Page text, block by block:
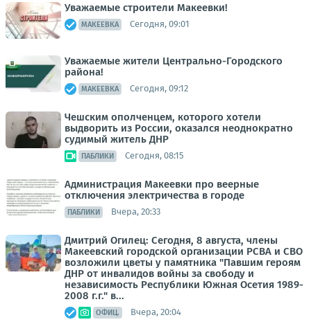
Уважаемые строители Макеевки!
МАКЕЕВКА Сегодня, 09:01
Уважаемые жители Центрально-Городского
района!
МАКЕЕВКА Сегодня, 09:12
Чешским ополченцем, которого хотели
выдворить из России, оказался неоднократно
судимый житель ДНР
ПАБЛИКИ Сегодня, 08:15
Администрация Макеевки про веерные
отключения электричества в городе
ПАБЛИКИ Вчера, 20:33
Дмитрий Огилец: Сегодня, 8 августа, члены
Макеевский городской организации РСВА и СВО
возложили цветы у памятника "Павшим героям
ДНР от инвалидов войны за свободу и
независимость Республики Южная Осетия 1989-
2008 г.г." в...
ОФИЦ. Вчера, 20:04